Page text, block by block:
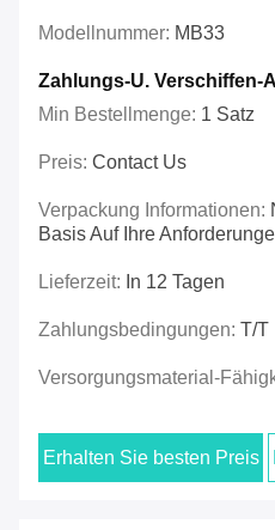
Modellnummer: MB33
Zahlungs-U. Verschiffen-
Min Bestellmenge: 1 Satz
Preis: Contact Us
Verpackung Informationen:
Basis Auf Ihre
Lieferzeit: In 12 Tagen
Zahlungsbedingungen: T/T
Versorgungsmaterial-
Erhalten Sie besten Preis